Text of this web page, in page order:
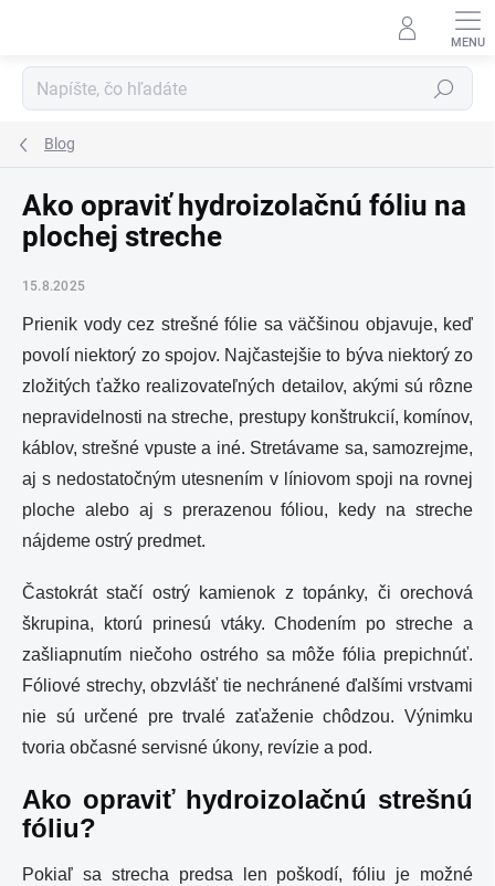
Hľadať
Blog
Ako opraviť hydroizolačnú fóliu na
plochej streche
15.8.2025
Prienik vody cez strešné fólie sa väčšinou objavuje, keď
povolí niektorý zo spojov. Najčastejšie to býva niektorý zo
zložitých ťažko realizovateľných detailov, akými sú rôzne
nepravidelnosti na streche, prestupy konštrukcií, komínov,
káblov, strešné vpuste a iné. Stretávame sa, samozrejme,
aj s nedostatočným utesnením v líniovom spoji na rovnej
ploche alebo aj s prerazenou fóliou, kedy na streche
nájdeme ostrý predmet.
Častokrát stačí ostrý kamienok z topánky, či orechová
škrupina, ktorú prinesú vtáky. Chodením po streche a
zašliapnutím niečoho ostrého sa môže fólia prepichnúť.
Fóliové strechy, obzvlášť tie nechránené ďalšími vrstvami
nie sú určené pre trvalé zaťaženie chôdzou. Výnimku
tvoria občasné servisné úkony, revízie a pod.
Ako opraviť hydroizolačnú strešnú
fóliu?
Pokiaľ sa strecha predsa len poškodí, fóliu je možné